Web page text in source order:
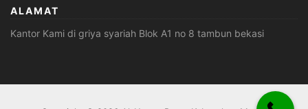
ALAMAT
Kantor Kami di griya syariah Blok A1 no 8 tambun bekasi